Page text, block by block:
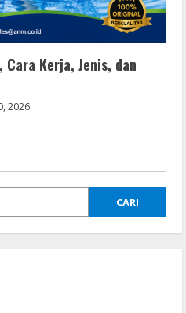
Kerja, Jenis, dan
2026
CARI